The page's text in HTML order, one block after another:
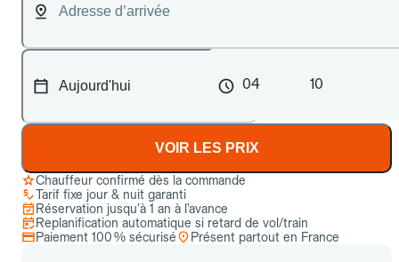
04 10
VOIR LES PRIX
Chauffeur confirmé dès la commande
Tarif fixe jour & nuit garanti
Réservation jusqu’à 1 an à l’avance
Replanification automatique si retard de vol/train
Paiement 100 % sécurisé
Présent partout en France